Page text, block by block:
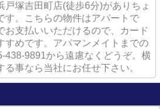
戸塚吉田町店(徒歩6分)がありちょ
す。こちらの物件はアパートで
お支払いいただけるので、カード
すめです。アパマンメイトまでの
438-9891から遠慮なくどうぞ。横
事なら当社にお任せ下さい。